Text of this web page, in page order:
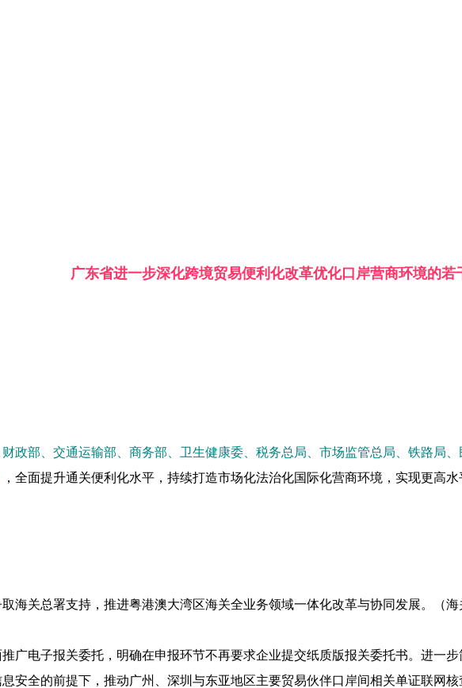
广东省进一步深化跨境贸易便利化改革优化口岸营商环境的若
政部、交通运输部、商务部、卫生健康委、税务总局、市场监管总局、铁路局
，全面提升通关便利化水平，持续打造市场化法治化国际化营商环境，实现更高
海关总署支持，推进粤港澳大湾区海关全业务领域一体化改革与协同发展。（海
推广电子报关委托，明确在申报环节不再要求企业提交纸质版报关委托书。进一
安全的前提下，推动广州、深圳与东亚地区主要贸易伙伴口岸间相关单证联网